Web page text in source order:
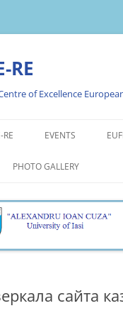
RE
of Excellence
EVENTS
PROMOTION
WORKSHOPS
ROUND TABLES
PHOTO GALLERY
PHOTO GALLERY EUFIRE 2024
PHOTO GALLERY EUFIRE
сайта